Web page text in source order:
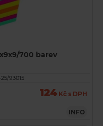
700 barev
93015
124 Kč s DPH
INFO